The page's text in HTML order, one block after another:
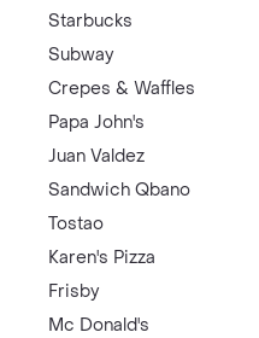
Starbucks
Subway
Crepes & Waffles
Papa John's
Juan Valdez
Sandwich Qbano
Tostao
Karen's Pizza
Frisby
Mc Donald's